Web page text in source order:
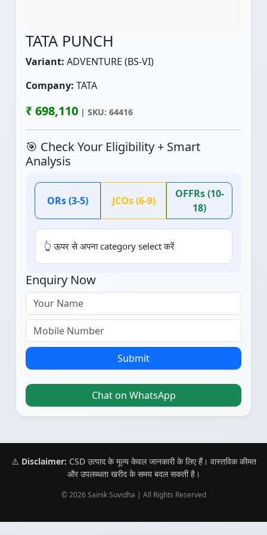
TATA PUNCH
Variant: ADVENTURE (BS-VI)
Company: TATA
₹ 698,110 | SKU: 64416
🎯 Check Your Eligibility + Smart
Analysis
ORs (3-5) JCOs (6-9)
OFFRs (10-
18)
👆 ऊपर से अपना category select करें
Enquiry Now
Submit
Chat on WhatsApp
⚠️ Disclaimer: CSD उत्पाद के मूल्य केवल जानकारी के लिए हैं। वास्तविक कीमत
और उपलब्धता खरीद के समय बदल सकती है।
© 2026 Sainik Suvidha | All Rights Reserved